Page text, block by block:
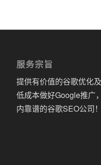
服务宗旨
提供有价值的谷歌优化
低成本做好Google推广
内靠谱的谷歌SEO公司！